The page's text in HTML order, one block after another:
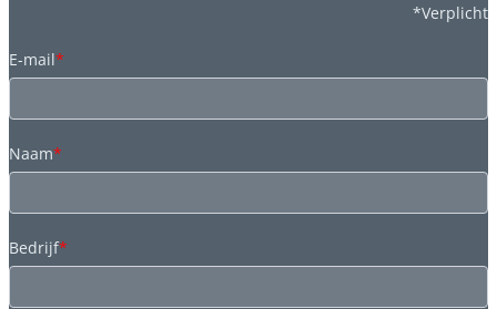
*Verplicht
E-mail*
Naam*
Bedrijf*